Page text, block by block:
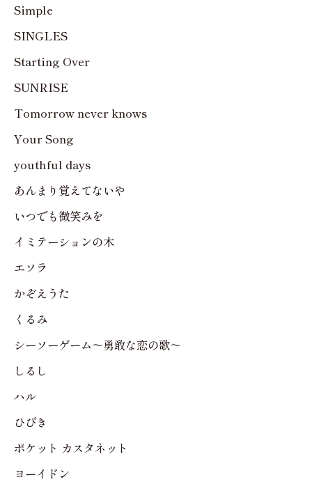
Simple
SINGLES
Starting Over
SUNRISE
Tomorrow never knows
Your Song
youthful days
あんまり覚えてないや
いつでも微笑みを
イミテーションの木
エソラ
かぞえうた
くるみ
シーソーゲーム～勇敢な恋の歌～
しるし
ハル
ひびき
ポケット カスタネット
ヨーイドン